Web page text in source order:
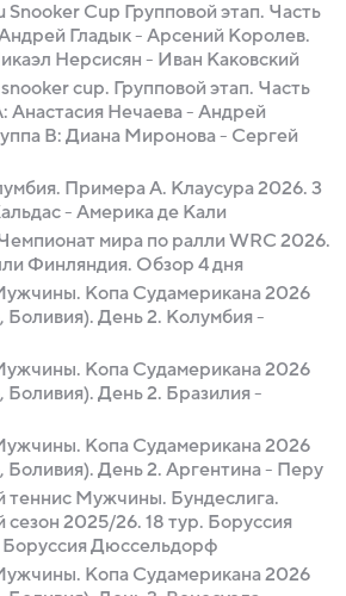
Snooker Cup Групповой этап. Часть
Гладык - Арсений Королев.
Нерсисян - Иван Каковский
cup. Групповой этап. Часть
Анастасия Нечаева - Андрей
B: Диана Миронова - Сергей
Примера А. Клаусура 2026. 3
- Америка де Кали
мира по ралли WRC 2026.
Финляндия. Обзор 4 дня
Копа Судамерикана 2026
Боливия). День 2. Колумбия -
Копа Судамерикана 2026
Боливия). День 2. Бразилия -
Копа Судамерикана 2026
Боливия). День 2. Аргентина - Перу
теннис Мужчины. Бундеслига.
сезон 2025/26. 18 тур. Боруссия
Дюссельдорф
Копа Судамерикана 2026